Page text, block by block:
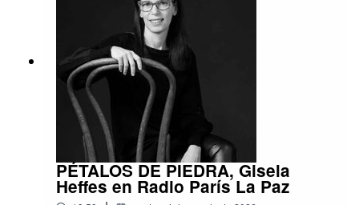
Internacional del Libro y auspiciado por la
Cinemateca Boliviana, el autor compartió
valiosas reflexiones sobre la evolución, los
desafíos actuales y el panorama contemporáneo
del séptimo arte en nuestra región.
PÉTALOS DE PIEDRA, Gisela
Heffes en Radio París La Paz